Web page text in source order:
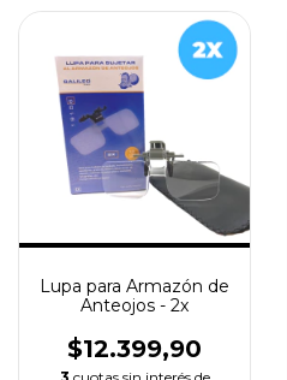
Lupa para Armazón de
Anteojos - 2x
$12.399,90
3 cuotas sin interés de